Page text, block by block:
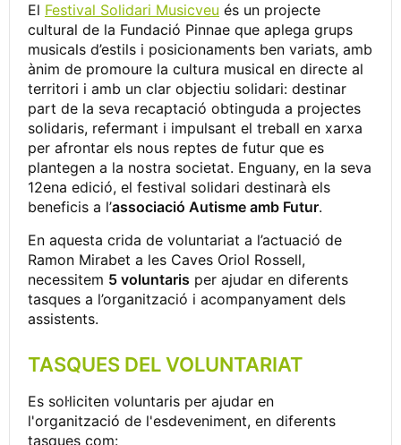
El Festival Solidari Musicveu és un projecte
cultural de la Fundació Pinnae que aplega grups
musicals d’estils i posicionaments ben variats, amb
ànim de promoure la cultura musical en directe al
territori i amb un clar objectiu solidari: destinar
part de la seva recaptació obtinguda a projectes
solidaris, refermant i impulsant el treball en xarxa
per afrontar els nous reptes de futur que es
plantegen a la nostra societat. Enguany, en la seva
12ena edició, el festival solidari destinarà els
beneficis a l’associació Autisme amb Futur.
En aquesta crida de voluntariat a l’actuació de
Ramon Mirabet a les Caves Oriol Rossell,
necessitem 5 voluntaris per ajudar en diferents
tasques a l’organització i acompanyament dels
assistents.
TASQUES DEL VOLUNTARIAT
Es sol·liciten voluntaris per ajudar en
l'organització de l'esdeveniment, en diferents
tasques com: